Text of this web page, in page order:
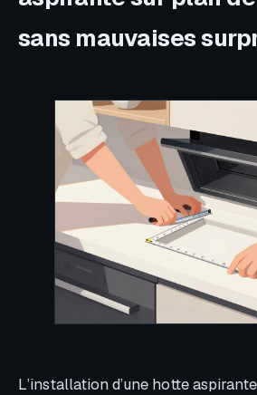
sans mauvaises
L’installation d’une hotte